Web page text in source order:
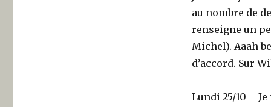
au nombre de
renseigne un
Michel). Aaah
d’accord. Sur
Lundi 25/10 –